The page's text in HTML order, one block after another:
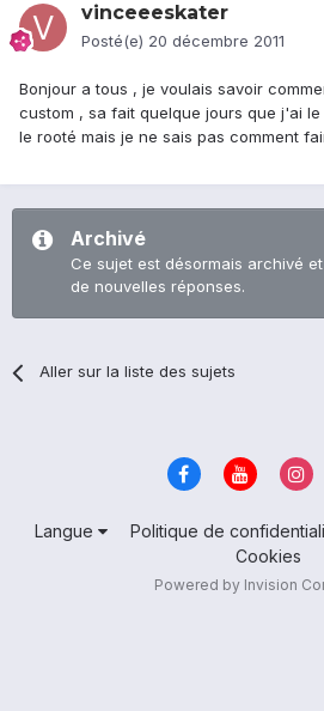
vinceeeskater
Posté(e) 20 décembre 2011
Bonjour a tous , je voulais savoir
custom , sa fait quelque jours que j'ai
le rooté mais je ne sais pas comment
Archivé
Ce sujet est désormais archivé
de nouvelles réponses.
Aller sur la liste des sujets
Langue Politique de
Cookies
Powered by Invision